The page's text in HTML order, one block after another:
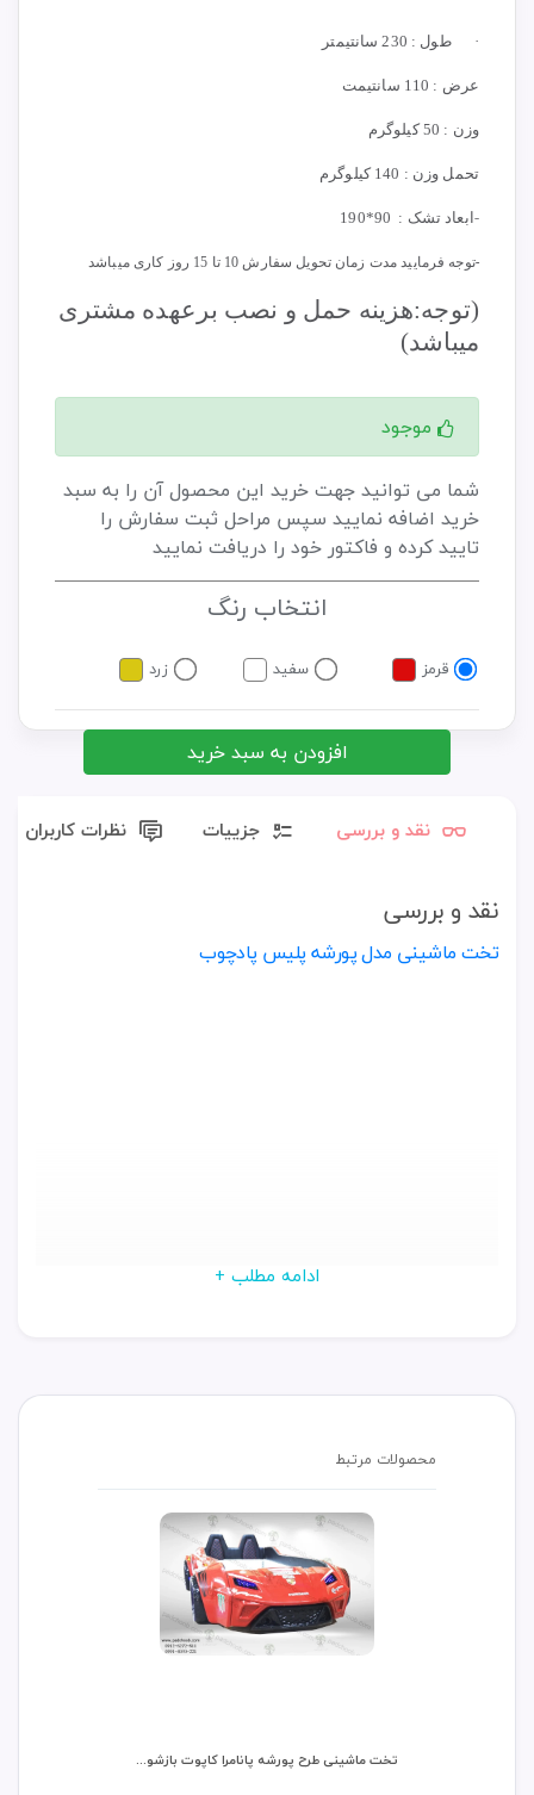
· طول : 230 سانتیمتر
عرض : 110 سانتیمت
وزن : 50 کیلوگرم
تحمل وزن : 140 کیلوگرم
-ابعاد تشک : 90*190
-توجه فرمایید مدت زمان تحویل سفارش 10 تا 15 روز کاری میباشد
(توجه:هزینه حمل و نصب برعهده مشتری
میباشد)
موجود
شما می توانید جهت خرید این محصول آن را به سبد
خرید اضافه نمایید سپس مراحل ثبت سفارش را
تایید کرده و فاکتور خود را دریافت نمایید
انتخاب رنگ
قرمز سفید زرد
افزودن به سبد خرید
نقد و بررسی جزییات نظرات کاربران
نقد و بررسی
تخت ماشینی مدل پورشه پلیس پادچوب
ادامه مطلب +
محصولات مرتبط
تخت ماشینی طرح پورشه پانامرا کاپوت بازشو...